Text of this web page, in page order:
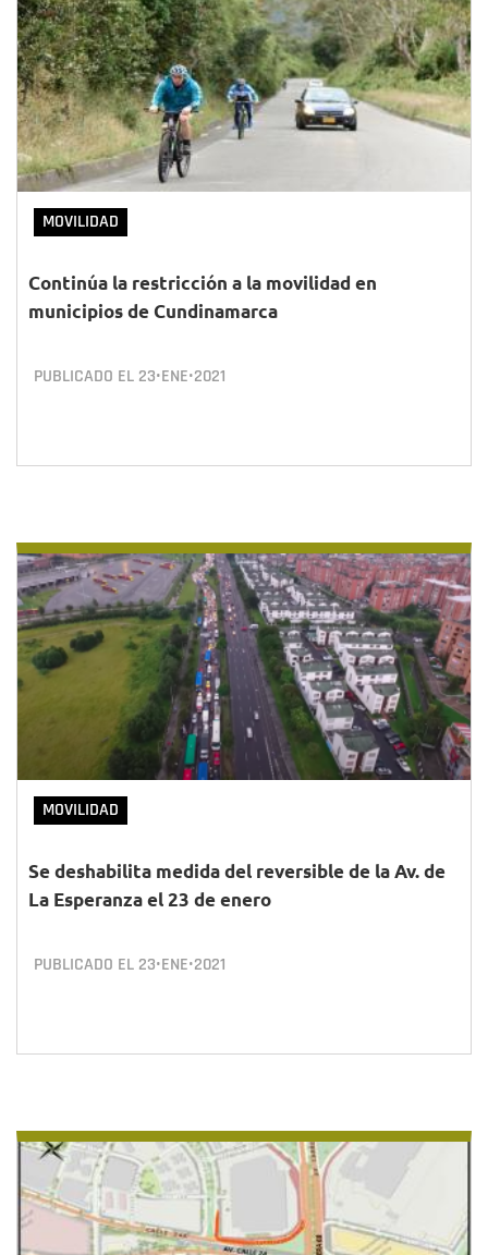
MOVILIDAD
Continúa la restricción a la movilidad en
municipios de Cundinamarca
PUBLICADO EL 23•ENE•2021
MOVILIDAD
Se deshabilita medida del reversible de la Av. de
La Esperanza el 23 de enero
PUBLICADO EL 23•ENE•2021